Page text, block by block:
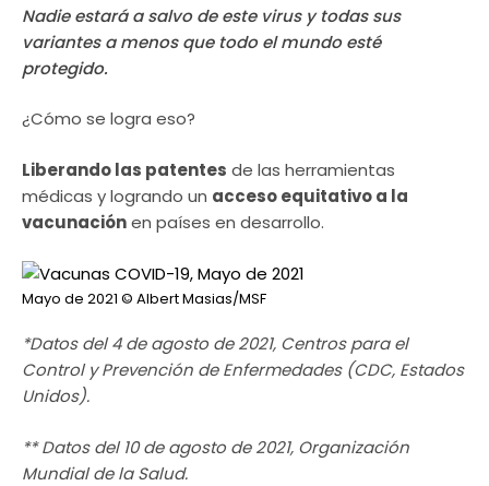
Nadie estará a salvo de este virus y todas sus
variantes a menos que todo el mundo esté
protegido.
¿Cómo se logra eso?
Liberando las patentes de las herramientas
médicas y logrando un acceso equitativo a la
vacunaciónen países en desarrollo.
Mayo de 2021 © Albert Masias/MSF
*Datos del 4 de agosto de 2021, Centros para el
Control y Prevención de Enfermedades (CDC, Estados
Unidos).
** Datos del 10 de agosto de 2021, Organización
Mundial de la Salud.